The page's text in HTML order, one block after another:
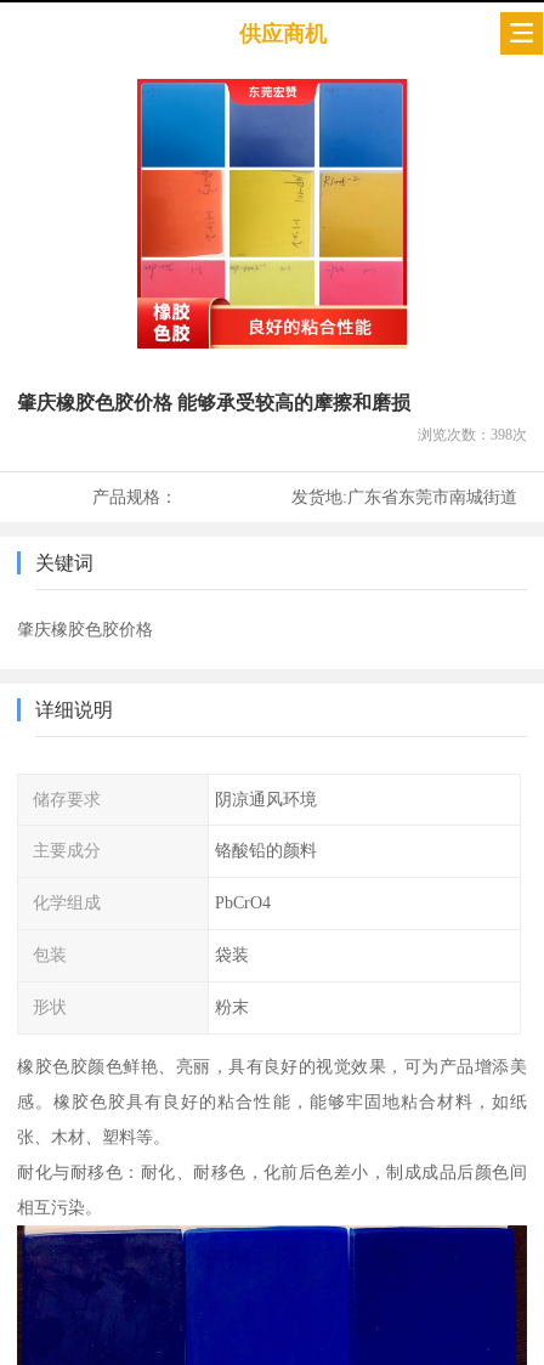
供应商机
肇庆橡胶色胶价格 能够承受较高的摩擦和磨损
浏览次数： 398次
产品规格： 发货地:广东省东莞市南城街道
关键词
肇庆橡胶色胶价格
详细说明
储存要求 阴凉通风环境
主要成分 铬酸铅的颜料
化学组成 PbCrO4
包装 袋装
形状 粉末
橡胶色胶颜色鲜艳、亮丽，具有良好的视觉效果，可为产品增添美
感。橡胶色胶具有良好的粘合性能，能够牢固地粘合材料，如纸
张、木材、塑料等。
耐化与耐移色：耐化、耐移色，化前后色差小，制成成品后颜色间
相互污染。